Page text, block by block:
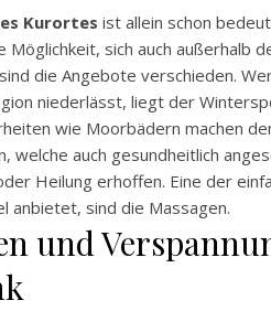
Kurortes ist allein schon
sich auch außerhalb
die Angebote verschieden.
niederlässt, liegt der
wie Moorbädern machen
welche auch gesundheitlich
Heilung erhoffen. Eine der
anbietet, sind die Massagen.
und